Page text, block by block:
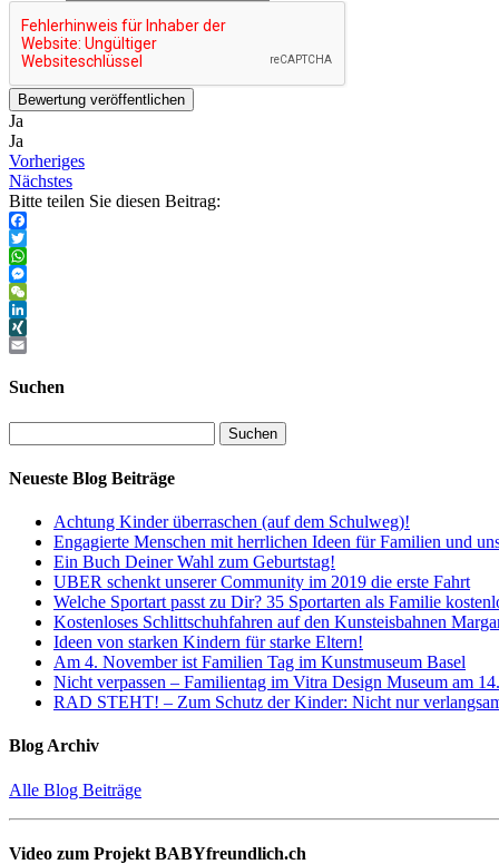
Ja
Ja
Vorheriges
Nächstes
Bitte teilen Sie diesen Beitrag:
Facebook
Twitter
WhatsApp
Messenger
WeChat
LinkedIn
XING
Suchen
Neueste Blog Beiträge
Achtung Kinder überraschen (auf dem Schulweg)!
Engagierte Menschen mit herrlichen Ideen für Familien und
Ein Buch Deiner Wahl zum Geburtstag!
UBER schenkt unserer Community im 2019 die erste Fahrt
Welche Sportart passt zu Dir? 35 Sportarten als Familie
Kostenloses Schlittschuhfahren auf den Kunsteisbahnen
Ideen von starken Kindern für starke Eltern!
Am 4. November ist Familien Tag im Kunstmuseum Basel
Nicht verpassen – Familientag im Vitra Design Museum am
RAD STEHT! – Zum Schutz der Kinder: Nicht nur
Blog Archiv
Alle Blog Beiträge
Video zum Projekt BABYfreundlich.ch